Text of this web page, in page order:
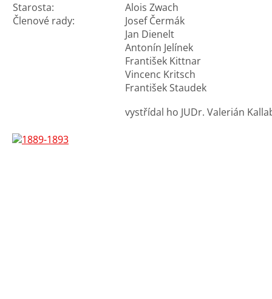
Starosta:
Alois Zwach
Členové rady:
Josef Čermák
Jan Dienelt
Antonín Jelínek
František Kittnar
Vincenc Kritsch
František Staudek
vystřídal ho JUDr. Valerián